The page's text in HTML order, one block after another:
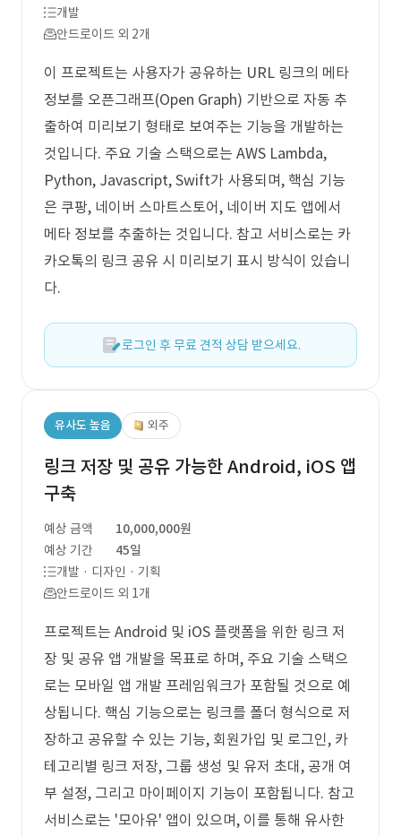
개발
안드로이드 외 2개
이 프로젝트는 사용자가 공유하는 URL 링크의 메타
정보를 오픈그래프(Open Graph) 기반으로 자동 추
출하여 미리보기 형태로 보여주는 기능을 개발하는
것입니다. 주요 기술 스택으로는 AWS Lambda,
Python, Javascript, Swift가 사용되며, 핵심 기능
은 쿠팡, 네이버 스마트스토어, 네이버 지도 앱에서
메타 정보를 추출하는 것입니다. 참고 서비스로는 카
카오톡의 링크 공유 시 미리보기 표시 방식이 있습니
다.
로그인 후 무료 견적 상담 받으세요.
유사도 높음 외주
링크 저장 및 공유 가능한 Android, iOS 앱
구축
예상 금액
10,000,000원
예상 기간
45일
개발 · 디자인 · 기획
안드로이드 외 1개
프로젝트는 Android 및 iOS 플랫폼을 위한 링크 저
장 및 공유 앱 개발을 목표로 하며, 주요 기술 스택으
로는 모바일 앱 개발 프레임워크가 포함될 것으로 예
상됩니다. 핵심 기능으로는 링크를 폴더 형식으로 저
장하고 공유할 수 있는 기능, 회원가입 및 로그인, 카
테고리별 링크 저장, 그룹 생성 및 유저 초대, 공개 여
부 설정, 그리고 마이페이지 기능이 포함됩니다. 참고
서비스로는 '모아유' 앱이 있으며, 이를 통해 유사한